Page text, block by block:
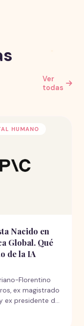
Ver
todas
HUMANO
Nacido en
Global. Qué
de la IA
Florentino
ex magistrado
ex presidente de
Affairs
de la